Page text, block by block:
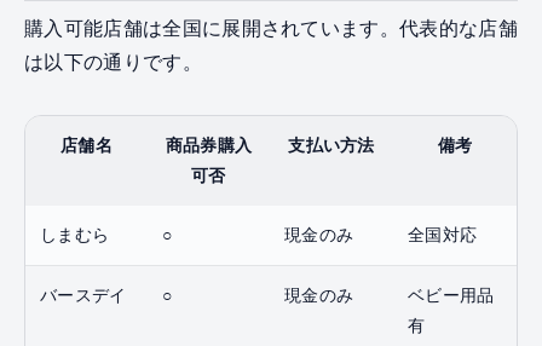
購入可能店舗は全国に展開されています。代表的な店舗
は以下の通りです。
店舗名
商品券購入
可否
支払い方法 備考
しまむら ○ 現金のみ 全国対応
バースデイ ○ 現金のみ
ベビー用品
有